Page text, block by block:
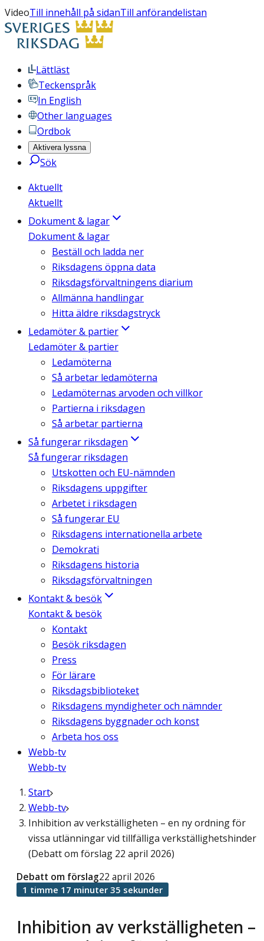
VideoTill innehåll på sidanTill anförandelistan
Lättläst
Teckenspråk
In English
Other languages
Ordbok
Aktivera lyssna
Sök
Aktuellt
Aktuellt
Dokument & lagar
Dokument & lagar
Beställ och ladda ner
Riksdagens öppna data
Riksdagsförvaltningens diarium
Allmänna handlingar
Hitta äldre riksdagstryck
Ledamöter & partier
Ledamöter & partier
Ledamöterna
Så arbetar ledamöterna
Ledamöternas arvoden och villkor
Partierna i riksdagen
Så arbetar partierna
Så fungerar riksdagen
Så fungerar riksdagen
Utskotten och EU-nämnden
Riksdagens uppgifter
Arbetet i riksdagen
Så fungerar EU
Riksdagens internationella arbete
Demokrati
Riksdagens historia
Riksdagsförvaltningen
Kontakt & besök
Kontakt & besök
Kontakt
Besök riksdagen
Press
För lärare
Riksdagsbiblioteket
Riksdagens myndigheter och nämnder
Riksdagens byggnader och konst
Arbeta hos oss
Webb-tv
Webb-tv
Start
Webb-tv
Inhibition av verkställigheten – en ny ordning för
vissa utlänningar vid tillfälliga verkställighetshinder
(Debatt om förslag 22 april 2026)
Inhibition av verkställigheten –
Debatt om förslag22 april 2026
1 timme 17 minuter 35 sekunder